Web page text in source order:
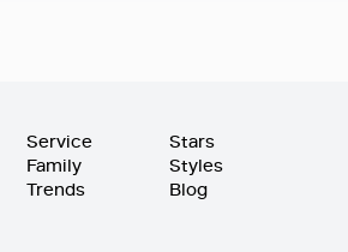
Service
Family
Trends
Stars
Styles
Blog